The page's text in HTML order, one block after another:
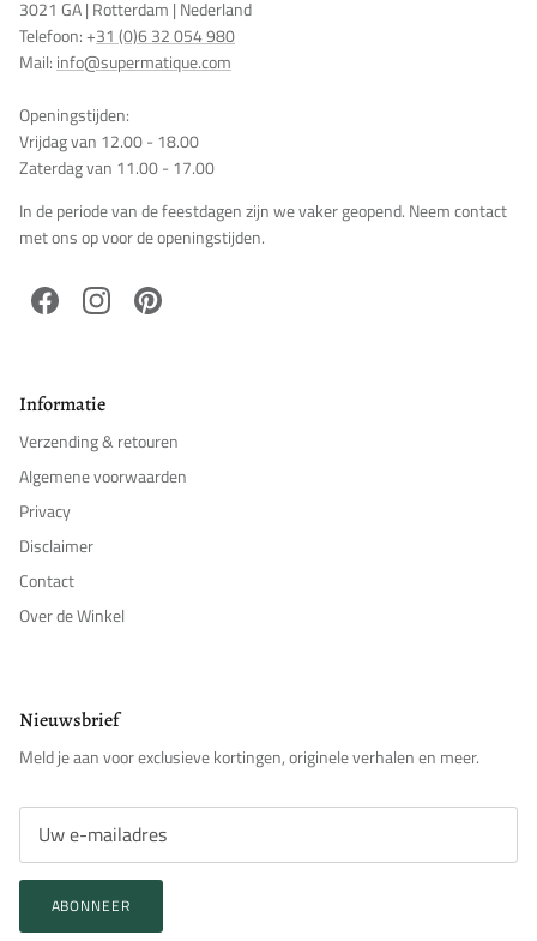
3021 GA | Rotterdam | Nederland
Telefoon: +31 (0)6 32 054 980
Mail: info@supermatique.com
Openingstijden:
Vrijdag van 12.00 - 18.00
Zaterdag van 11.00 - 17.00
In de periode van de feestdagen zijn we vaker geopend. Neem contact
met ons op voor de openingstijden.
FacebookInstagramPinterest
Informatie
Verzending & retouren
Algemene voorwaarden
Privacy
Disclaimer
Contact
Over de Winkel
Nieuwsbrief
Meld je aan voor exclusieve kortingen, originele verhalen en meer.
ABONNEER